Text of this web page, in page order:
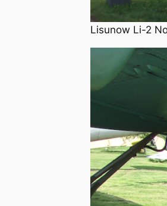
Lisunow Li-2